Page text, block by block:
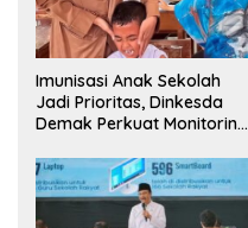
Imunisasi Anak Sekolah
Jadi Prioritas, Dinkesda
Demak Perkuat Monitoring